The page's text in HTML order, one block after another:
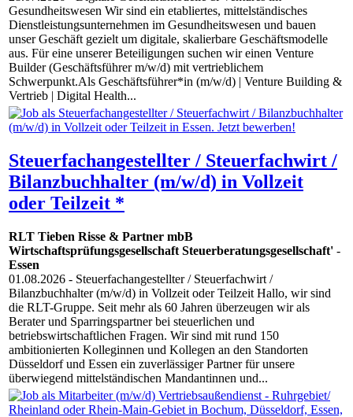
Gesundheitswesen Wir sind ein etabliertes, mittelständisches
Dienstleistungsunternehmen im Gesundheitswesen und bauen
unser Geschäft gezielt um digitale, skalierbare Geschäftsmodelle
aus. Für eine unserer Beteiligungen suchen wir einen Venture
Builder (Geschäftsführer m/w/d) mit vertrieblichem
Schwerpunkt.Als Geschäftsführer*in (m/w/d) | Venture Building &
Vertrieb | Digital Health...
Steuerfachangestellter / Steuerfachwirt /
Bilanzbuchhalter (m/w/d) in Vollzeit
oder Teilzeit *
RLT Tieben Risse & Partner mbB
Wirtschaftsprüfungsgesellschaft Steuerberatungsgesellschaft' -
Essen
01.08.2026 - Steuerfachangestellter / Steuerfachwirt /
Bilanzbuchhalter (m/w/d) in Vollzeit oder Teilzeit Hallo, wir sind
die RLT-Gruppe. Seit mehr als 60 Jahren überzeugen wir als
Berater und Sparringspartner bei steuerlichen und
betriebswirtschaftlichen Fragen. Wir sind mit rund 150
ambitionierten Kolleginnen und Kollegen an den Standorten
Düsseldorf und Essen ein zuverlässiger Partner für unsere
überwiegend mittelständischen Mandantinnen und...